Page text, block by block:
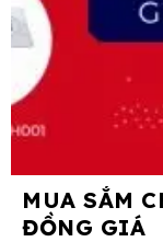
MUA SẮM
ĐỒNG GIÁ